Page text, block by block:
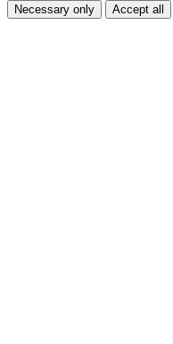
Necessary only Accept all